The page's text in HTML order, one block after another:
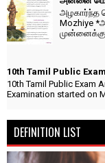
அழகார்ந்த
Mozhiye
10th Tamil Public
10th Tamil Public Exam
Examination started on
DEFINITION LIST